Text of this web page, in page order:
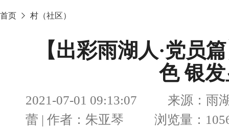
首页 村（社区）
【出彩雨湖人·党员
色 银
2021-07-01 09:13:07 来源：雨
蕾 | 作者：朱亚琴 浏览量：